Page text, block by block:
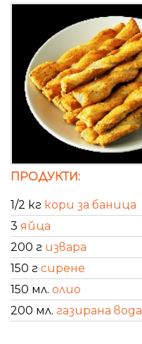
ПРОДУКТИ:
1/2 кг кори за баница
3 яйца
200 г извара
150 г сирене
150 мл. олио
200 мл. газирана вода